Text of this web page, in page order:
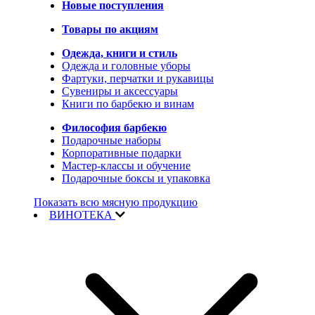
Новые поступления
Товары по акциям
Одежда, книги и стиль
Одежда и головные уборы
Фартуки, перчатки и рукавицы
Сувениры и аксессуары
Книги по барбекю и винам
Философия барбекю
Подарочные наборы
Корпоративные подарки
Мастер-классы и обучение
Подарочные боксы и упаковка
Показать всю мясную продукцию
ВИНОТЕКА